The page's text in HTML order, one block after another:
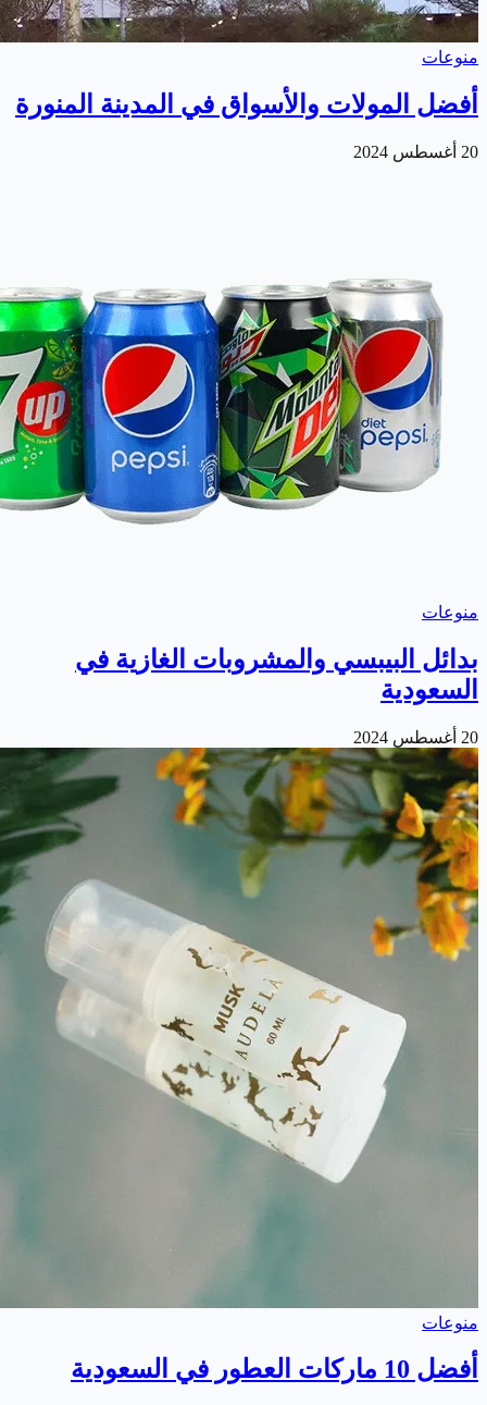
منوعات
أفضل المولات والأسواق في المدينة المنورة
20 أغسطس 2024
منوعات
بدائل البيبسي والمشروبات الغازية في
السعودية
20 أغسطس 2024
منوعات
أفضل 10 ماركات العطور في السعودية